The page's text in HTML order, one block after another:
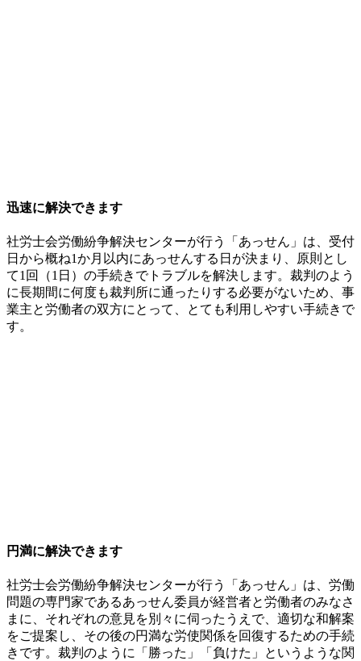
迅速に解決できます
社労士会労働紛争解決センターが行う「あっせん」は、受付
日から概ね1か月以内にあっせんする日が決まり、原則とし
て1回（1日）の手続きでトラブルを解決します。裁判のよう
に長期間に何度も裁判所に通ったりする必要がないため、事
業主と労働者の双方にとって、とても利用しやすい手続きで
す。
円満に解決できます
社労士会労働紛争解決センターが行う「あっせん」は、労働
問題の専門家であるあっせん委員が経営者と労働者のみなさ
まに、それぞれの意見を別々に伺ったうえで、適切な和解案
をご提案し、その後の円満な労使関係を回復するための手続
きです。裁判のように「勝った」「負けた」というような関